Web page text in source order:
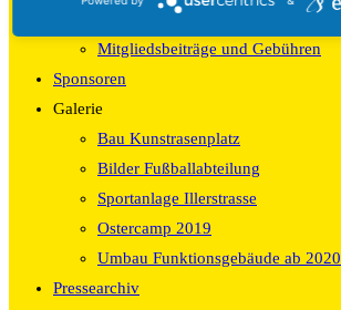
Mitgliedsformular
Mitgliedsbeiträge und Gebühren
Sponsoren
Galerie
Bau Kunstrasenplatz
Bilder Fußballabteilung
Sportanlage Illerstrasse
Ostercamp 2019
Umbau Funktionsgebäude ab 2020
Pressearchiv